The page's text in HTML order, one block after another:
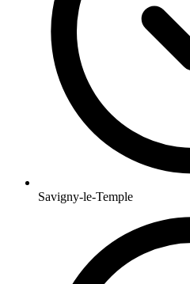
Savigny-le-Temple